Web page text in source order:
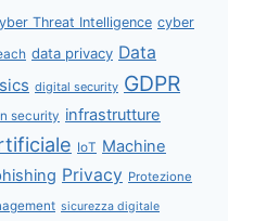
Threat Intelligence cyber
data privacy Data
digital security GDPR
security infrastrutture
IoT Machine
Privacy Protezione
sicurezza digitale